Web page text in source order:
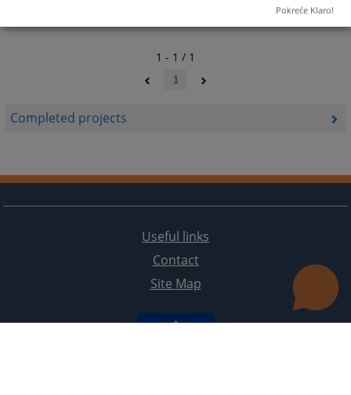
Completed projects
1 - 1 / 1
1
Useful links
Contact
Site Map
Pokreće Klaro!